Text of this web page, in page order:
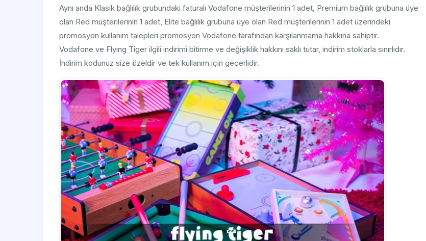
Aynı anda Klasik bağlılık grubundaki faturalı Vodafone müşterilerinin 1 adet, Premium bağlılık grubuna üye
olan Red müşterilerinin 1 adet, Elite bağlılık grubuna üye olan Red müşterilerinin 1 adet üzerindeki
promosyon kullanım talepleri promosyon Vodafone tarafından karşılanmama hakkına sahiptir.
Vodafone ve Flying Tiger ilgili indirimi bitirme ve değişiklik hakkını saklı tutar, indirim stoklarla sınırlıdır.
İndirim kodunuz size özeldir ve tek kullanım için geçerlidir.